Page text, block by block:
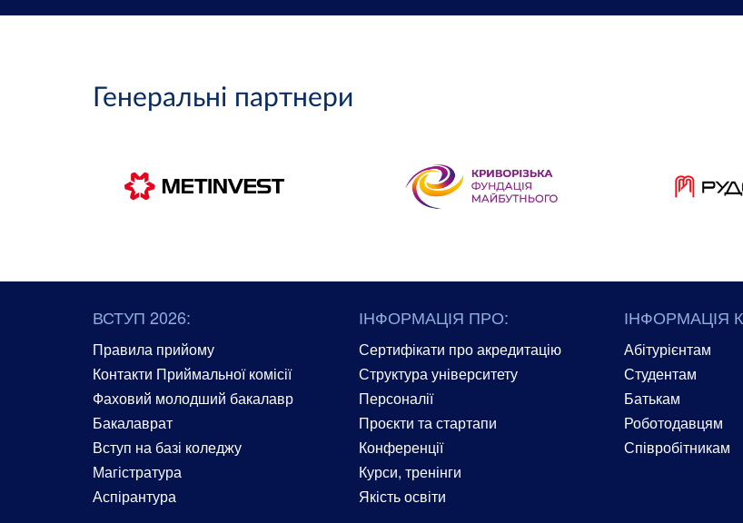
Генеральні партнери
ВСТУП 2026:
Правила прийому
Контакти Приймальної комісії
Фаховий молодший бакалавр
Бакалаврат
Вступ на базі коледжу
Магістратура
Аспірантура
ІНФОРМАЦІЯ ПРО:
Сертифікати про акредитацію
Структура університету
Персоналії
Проєкти та стартапи
Конференції
Курси, тренінги
Якість освіти
ІНФОРМАЦІЯ
Абітурієнтам
Студентам
Батькам
Роботодавцям
Співробітникам